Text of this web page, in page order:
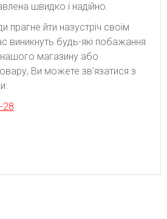
швидко і надійно.
прагне йти назустріч своїм
виникнуть будь-які побажання
нашого магазину або
Ви можете зв'язатися з
28